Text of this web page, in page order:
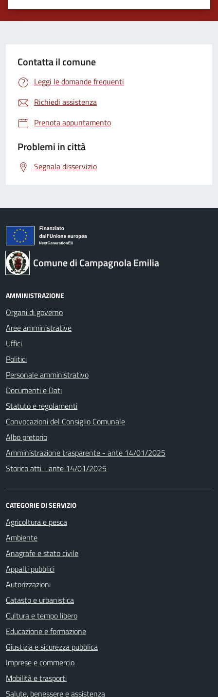
Valuta 5 stelle su 5
Valuta 4 stelle su 5
Valuta 3 stelle su 5
Valuta 2 stelle su 5
Valuta 1 stelle su 5
Contatta il comune
Leggi le domande frequenti
Richiedi assistenza
Prenota appuntamento
Problemi in città
Segnala disservizio
Comune di Campagnola Emilia
AMMINISTRAZIONE
Organi di governo
Aree amministrative
Uffici
Politici
Personale amministrativo
Documenti e Dati
Statuto e regolamenti
Convocazioni del Consiglio Comunale
Albo pretorio
Amministrazione trasparente - ante 14/01/2025
Storico atti - ante 14/01/2025
CATEGORIE DI SERVIZIO
Agricoltura e pesca
Ambiente
Anagrafe e stato civile
Appalti pubblici
Autorizzazioni
Catasto e urbanistica
Cultura e tempo libero
Educazione e formazione
Giustizia e sicurezza pubblica
Imprese e commercio
Mobilità e trasporti
Salute, benessere e assistenza